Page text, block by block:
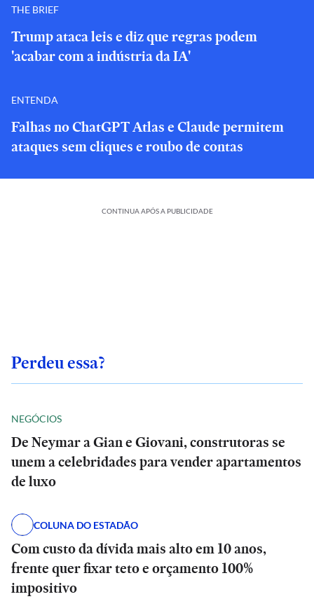
THE BRIEF
Trump ataca leis e diz que regras podem
'acabar com a indústria da IA'
ENTENDA
Falhas no ChatGPT Atlas e Claude permitem
ataques sem cliques e roubo de contas
CONTINUA APÓS A PUBLICIDADE
Perdeu essa?
NEGÓCIOS
De Neymar a Gian e Giovani, construtoras se
unem a celebridades para vender apartamentos
de luxo
COLUNA DO ESTADÃO
Com custo da dívida mais alto em 10 anos,
frente quer fixar teto e orçamento 100%
impositivo